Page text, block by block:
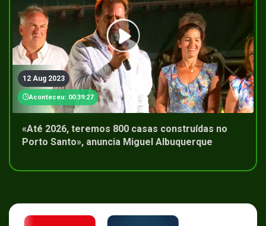
12 Aug 2023
Aconteceu: 00:39:27
«Até 2026, teremos 800 casas construídas no
Porto Santo», anuncia Miguel Albuquerque